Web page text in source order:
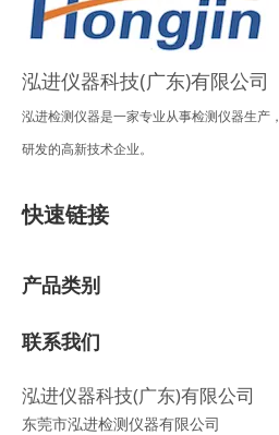
泓进仪器科技(广东)有限公司
泓进检测仪器是一家专业从事检测仪器生产，
研发的高新技术企业。
快速链接
产品类别
联系我们
泓进仪器科技(广东)有限公司
东莞市泓进检测仪器有限公司